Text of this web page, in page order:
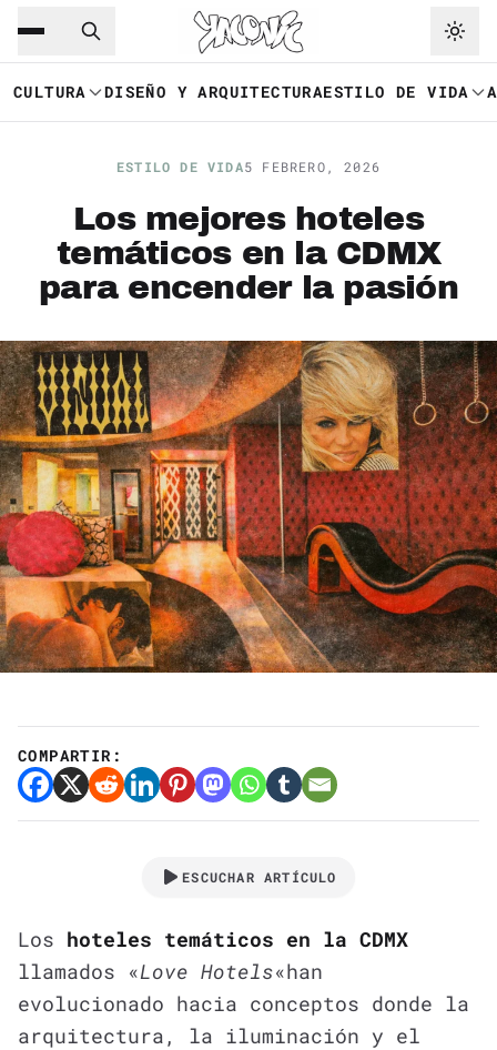
Saltar al contenido principal
CULTURA DISEÑO Y ARQUITECTURAESTILO DE VIDA
ESTILO DE VIDA5 FEBRERO, 2026
Los mejores hoteles
temáticos en la CDMX
para encender la pasión
COMPARTIR:
ESCUCHAR ARTÍCULO
Los hoteles temáticos en la CDMX
llamados «Love Hotels«han
evolucionado hacia conceptos donde la
arquitectura, la iluminación y el